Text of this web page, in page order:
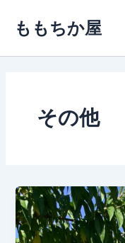
ス
ももちか屋
その他